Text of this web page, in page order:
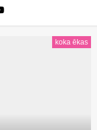
koka ēkas